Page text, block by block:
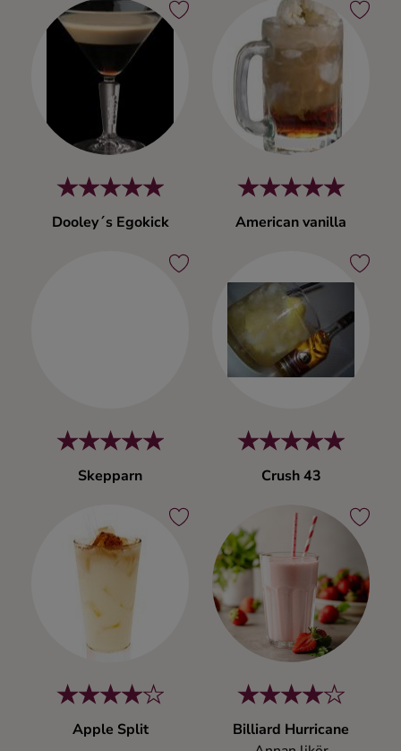
Dooley´s Egokick American vanilla
Skepparn Crush 43
Apple Split
Billiard Hurricane